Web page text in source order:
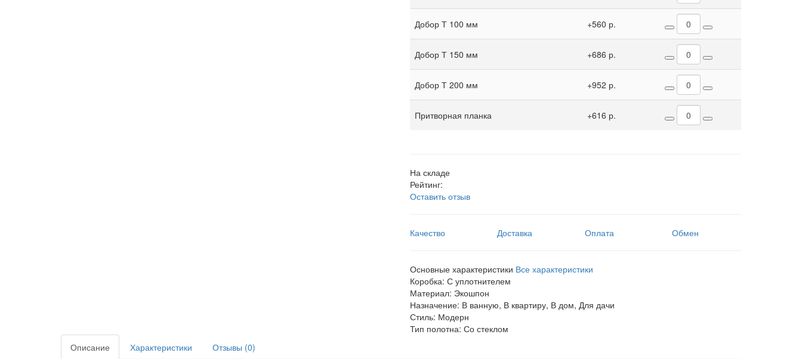
Добор Т 100 мм +560 р.
Добор Т 150 мм +686 р.
Добор Т 200 мм +952 р.
Притворная планка +616 р.
На складе
Рейтинг:
Оставить отзыв
Качество Доставка Оплата Обмен
Основные характеристики Все характеристики
Коробка: С уплотнителем
Материал: Экошпон
Назначение: В ванную, В квартиру, В дом, Для дачи
Стиль: Модерн
Тип полотна: Со стеклом
Описание
Характеристики
Отзывы (0)